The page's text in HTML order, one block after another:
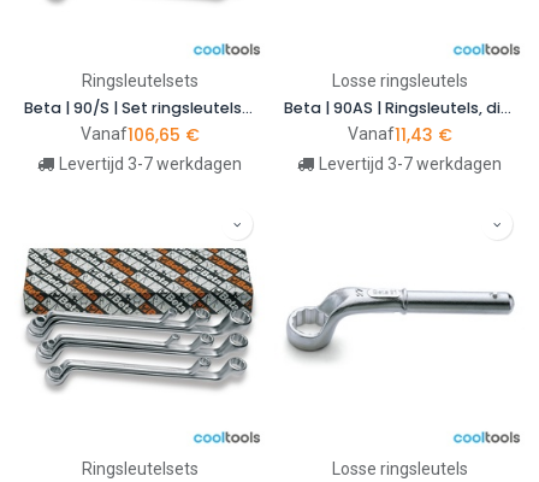
Ringsleutelsets
Beta | 90/S | Set ringsleutels, diep gebogen, metrisch
Vanaf106,65 €
Levertijd 3-7 werkdagen
Losse ringsleutels
Beta | 90AS | Ringsleutels, diep gebogen, inch-maten
Vanaf11,43 €
Levertijd 3-7 werkdagen
Ringsleutelsets Losse ringsleutels